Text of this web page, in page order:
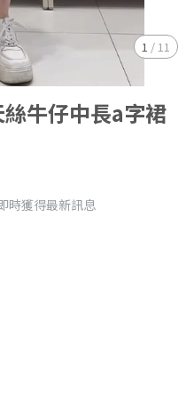
1 / 11
牛仔中長a字裙
時獲得最新訊息